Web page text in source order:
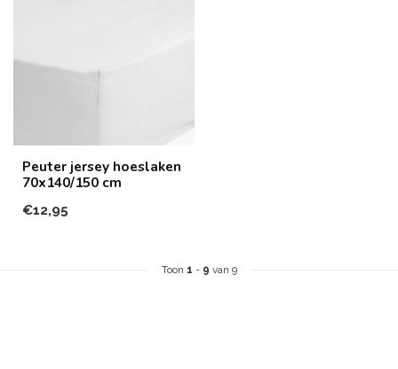
Peuter jersey hoeslaken
70x140/150 cm
€12,95
Toon 1 - 9 van 9